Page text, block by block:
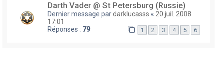
Darth Vader @ St Petersburg (Russie)
Dernier message pardarklucasss « 20 juil. 2008
17:01
Réponses : 79 1 2 3 4 5 6